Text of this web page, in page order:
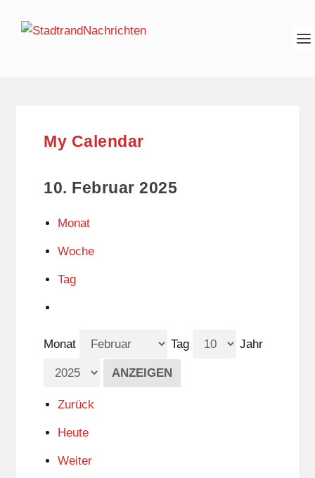
My Calendar
10. Februar 2025
Monat
Woche
Tag
Monat Tag Jahr
Zurück
Heute
Weiter